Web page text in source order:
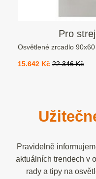
Pro
Osvětlené zrcadlo
15.642 Kč22.346 Kč
Pravidelně
aktuálních trendech v
rady a tipy na